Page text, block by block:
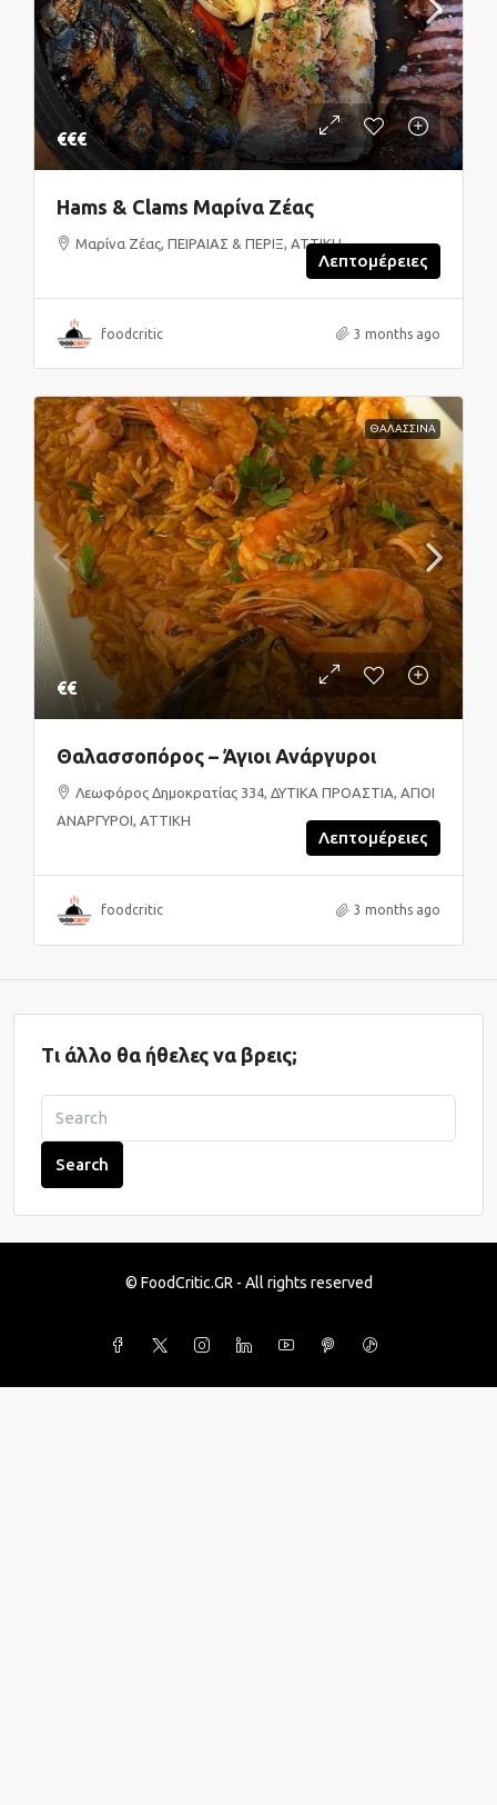
€€€
Hams & Clams Μαρίνα Ζέας
Μαρίνα Ζέας, ΠΕΙΡΑΙΑΣ & ΠΕΡΙΞ, ΑΤΤΙΚΗ
Λεπτομέρειες
foodcritic 3 months ago
ΘΑΛΑΣΣΙΝΑ
€€
Θαλασσοπόρος – Άγιοι Ανάργυροι
Λεωφόρος Δημοκρατίας 334, ΔΥΤΙΚΑ ΠΡΟΑΣΤΙΑ, ΑΓΙΟΙ
ΑΝΑΡΓΥΡΟΙ, ΑΤΤΙΚΗ
Λεπτομέρειες
foodcritic 3 months ago
Τι άλλο θα ήθελες να βρεις;
Search
© FoodCritic.GR - All rights reserved